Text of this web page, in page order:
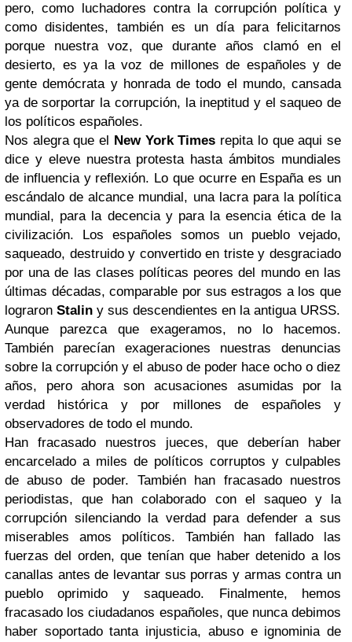
pero, como luchadores contra la corrupción política y
como disidentes, también es un día para felicitarnos
porque nuestra voz, que durante años clamó en el
desierto, es ya la voz de millones de españoles y de
gente demócrata y honrada de todo el mundo, cansada
ya de sorportar la corrupción, la ineptitud y el saqueo de
los políticos españoles.
Nos alegra que el New York Times repita lo que aqui se
dice y eleve nuestra protesta hasta ámbitos mundiales
de influencia y reflexión. Lo que ocurre en España es un
escándalo de alcance mundial, una lacra para la política
mundial, para la decencia y para la esencia ética de la
civilización. Los españoles somos un pueblo vejado,
saqueado, destruido y convertido en triste y desgraciado
por una de las clases políticas peores del mundo en las
últimas décadas, comparable por sus estragos a los que
lograron Stalin y sus descendientes en la antigua URSS.
Aunque parezca que exageramos, no lo hacemos.
También parecían exageraciones nuestras denuncias
sobre la corrupción y el abuso de poder hace ocho o diez
años, pero ahora son acusaciones asumidas por la
verdad histórica y por millones de españoles y
observadores de todo el mundo.
Han fracasado nuestros jueces, que deberían haber
encarcelado a miles de políticos corruptos y culpables
de abuso de poder. También han fracasado nuestros
periodistas, que han colaborado con el saqueo y la
corrupción silenciando la verdad para defender a sus
miserables amos políticos. También han fallado las
fuerzas del orden, que tenían que haber detenido a los
canallas antes de levantar sus porras y armas contra un
pueblo oprimido y saqueado. Finalmente, hemos
fracasado los ciudadanos españoles, que nunca debimos
haber soportado tanta injusticia, abuso e ignominia de